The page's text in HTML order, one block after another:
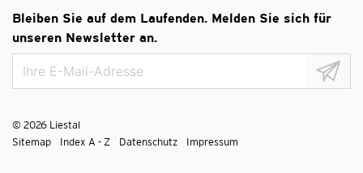
Bleiben Sie auf dem Laufenden. Melden Sie sich für
unseren Newsletter an.
© 2026 Liestal
Toolbar
Sitemap Index A - Z Datenschutz Impressum